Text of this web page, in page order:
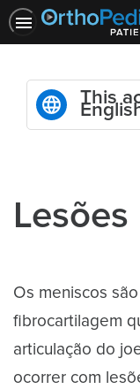
This
Os meniscos
fibrocartilagem
articulação do
ocorrer com